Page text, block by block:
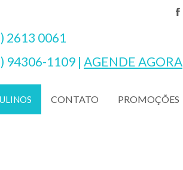
2613 0061
94306-1109 | AGENDE AGORA
CONTATO PROMOÇÕES